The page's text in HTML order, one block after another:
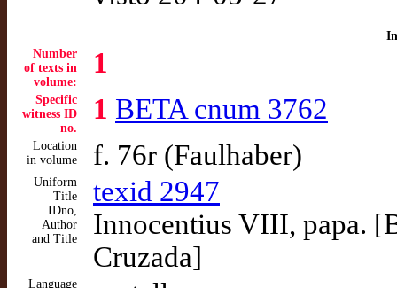
Number
of texts in
volume:
1
Specific
witness ID
no.
1 BETA cnum 3762
Location
in volume
f. 76r (Faulhaber)
Uniform
Title
IDno,
Author
and Title
texid 2947
Innocentius VIII, papa.
Cruzada]
Language